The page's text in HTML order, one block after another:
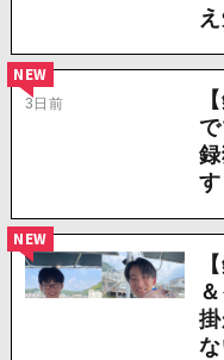
3日前
す
NEW
NEW